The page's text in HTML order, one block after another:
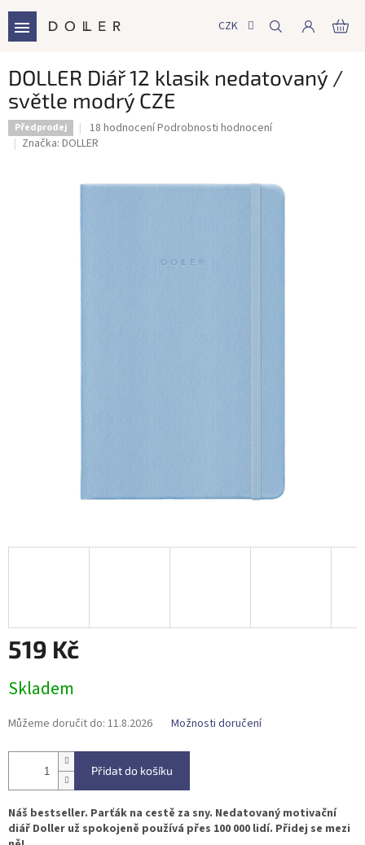
obsah
CZK
DOLLER Diář 12 klasik nedatovaný /
světle modrý CZE
Předprodej
Průměrné
hodnocení
5,0
hvězdiček.
18 hodnoceníPodrobnosti hodnocení
Značka: DOLLER
519 Kč
cena:
Skladem
Můžeme doručit do: 11.8.2026 Možnosti doručení
Přidat do košíku
Náš bestseller. Parťák na cestě za sny. Nedatovaný motivační
diář Doller už spokojeně používá přes 100 000 lidí. Přidej se mezi